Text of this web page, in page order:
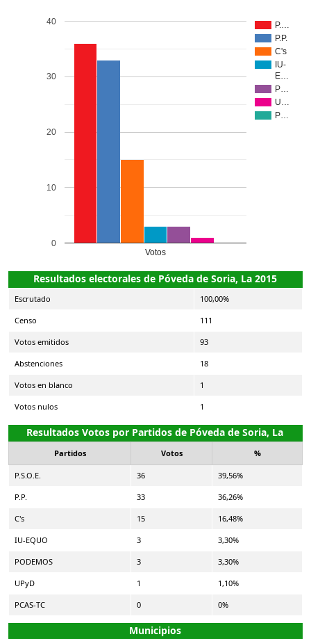
P.…
P.P.
C's
IU-
E…
P…
U…
P…
Votos
0
10
20
30
40
Resultados electorales de Póveda de Soria, La 2015
Escrutado 100,00%
Censo 111
Votos emitidos 93
Abstenciones 18
Votos en blanco 1
Votos nulos 1
Resultados Votos por Partidos de Póveda de Soria, La
Partidos Votos %
P.S.O.E. 36 39,56%
P.P. 33 36,26%
C's 15 16,48%
IU-EQUO 3 3,30%
PODEMOS 3 3,30%
UPyD 1 1,10%
PCAS-TC 0 0%
Municipios